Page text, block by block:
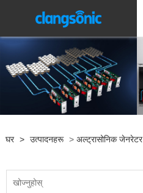
घर > उत्पादनहरू > अल्ट्रासोनिक जेनरेटर